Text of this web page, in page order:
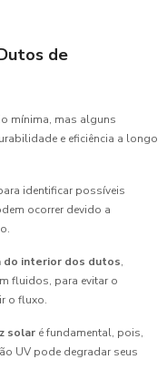
de
mínima, mas alguns
e eficiência a longo
identificar possíveis
ocorrer devido a
do interior dos dutos,
fluidos, para evitar o
o fluxo.
solar é fundamental, pois,
UV pode degradar seus